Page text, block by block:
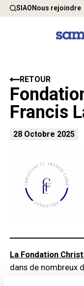
SIAONous rejoindre
Francis
RETOUR
28 Octobre 2025
La Fondation
dans de nombreux
s’attache